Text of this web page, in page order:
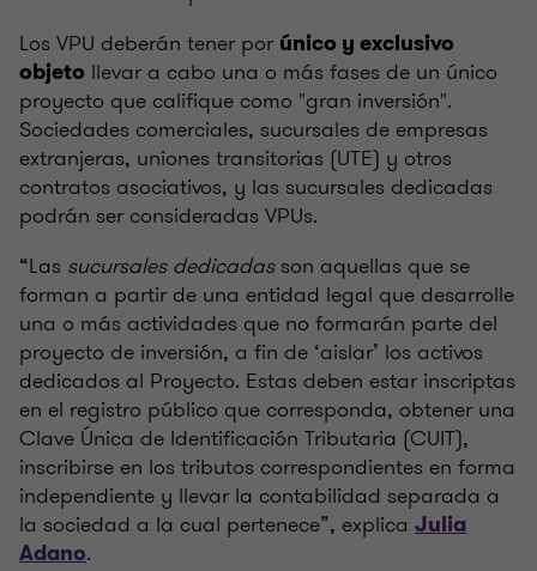
Los VPU deberán tener por único y exclusivo
objeto llevar a cabo una o más fases de un único
proyecto que califique como "gran inversión".
Sociedades comerciales, sucursales de empresas
extranjeras, uniones transitorias (UTE) y otros
contratos asociativos, y las sucursales dedicadas
podrán ser consideradas VPUs.
“Las sucursales dedicadasson aquellas que se
forman a partir de una entidad legal que desarrolle
una o más actividades que no formarán parte del
proyecto de inversión, a fin de ‘aislar’ los activos
dedicados al Proyecto. Estas deben estar inscriptas
en el registro público que corresponda, obtener una
Clave Única de Identificación Tributaria (CUIT),
inscribirse en los tributos correspondientes en forma
independiente y llevar la contabilidad separada a
la sociedad a la cual pertenece”, explica Julia
Adano.